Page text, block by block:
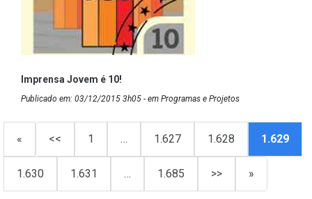
Imprensa Jovem é 10!
Publicado em: 03/12/2015 3h05 - em Programas e Projetos
« << 1 … 1.627 1.628 1.629
1.630 1.631 … 1.685 >> »